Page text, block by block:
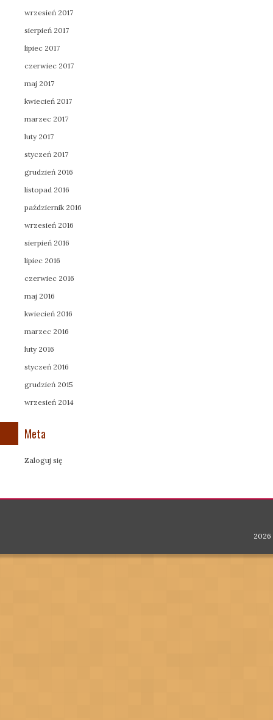
wrzesień 2017
sierpień 2017
lipiec 2017
czerwiec 2017
maj 2017
kwiecień 2017
marzec 2017
luty 2017
styczeń 2017
grudzień 2016
listopad 2016
październik 2016
wrzesień 2016
sierpień 2016
lipiec 2016
czerwiec 2016
maj 2016
kwiecień 2016
marzec 2016
luty 2016
styczeń 2016
grudzień 2015
wrzesień 2014
Meta
Zaloguj się
2026